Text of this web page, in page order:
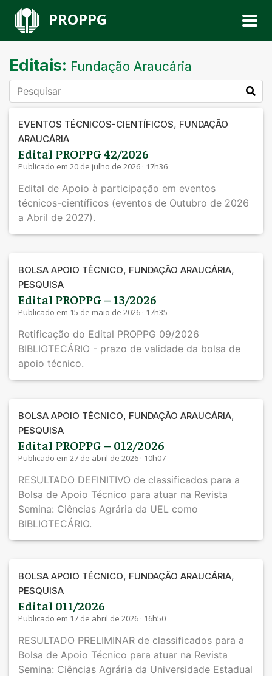
PROPPG
Editais: Fundação Araucária
EVENTOS TÉCNICOS-CIENTÍFICOS, FUNDAÇÃO
ARAUCÁRIA
Edital PROPPG 42/2026
Publicado em 20 de julho de 2026 · 17h36
Edital de Apoio à participação em eventos
técnicos-científicos (eventos de Outubro de 2026
a Abril de 2027).
BOLSA APOIO TÉCNICO, FUNDAÇÃO ARAUCÁRIA,
PESQUISA
Edital PROPPG – 13/2026
Publicado em 15 de maio de 2026 · 17h35
Retificação do Edital PROPPG 09/2026
BIBLIOTECÁRIO - prazo de validade da bolsa de
apoio técnico.
BOLSA APOIO TÉCNICO, FUNDAÇÃO ARAUCÁRIA,
PESQUISA
Edital PROPPG – 012/2026
Publicado em 27 de abril de 2026 · 10h07
RESULTADO DEFINITIVO de classificados para a
Bolsa de Apoio Técnico para atuar na Revista
Semina: Ciências Agrária da UEL como
BIBLIOTECÁRIO.
BOLSA APOIO TÉCNICO, FUNDAÇÃO ARAUCÁRIA,
PESQUISA
Edital 011/2026
Publicado em 17 de abril de 2026 · 16h50
RESULTADO PRELIMINAR de classificados para a
Bolsa de Apoio Técnico para atuar na Revista
Semina: Ciências Agrária da Universidade Estadual